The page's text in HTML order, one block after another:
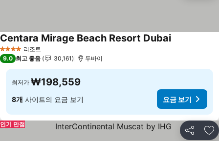
4 성급 리조트
Centara Mirage Beach Resort Dubai요금 보기
9.0 최고 좋음 30,161 두바이
최저가 ₩198,559
8개 사이트의 요금 보기 요금 보기
공유 즐
인기 만점